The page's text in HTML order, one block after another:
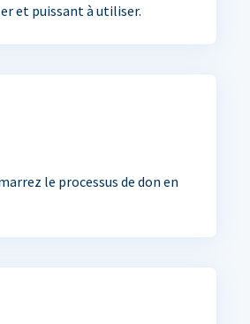
et puissant à utiliser.
le processus de don en